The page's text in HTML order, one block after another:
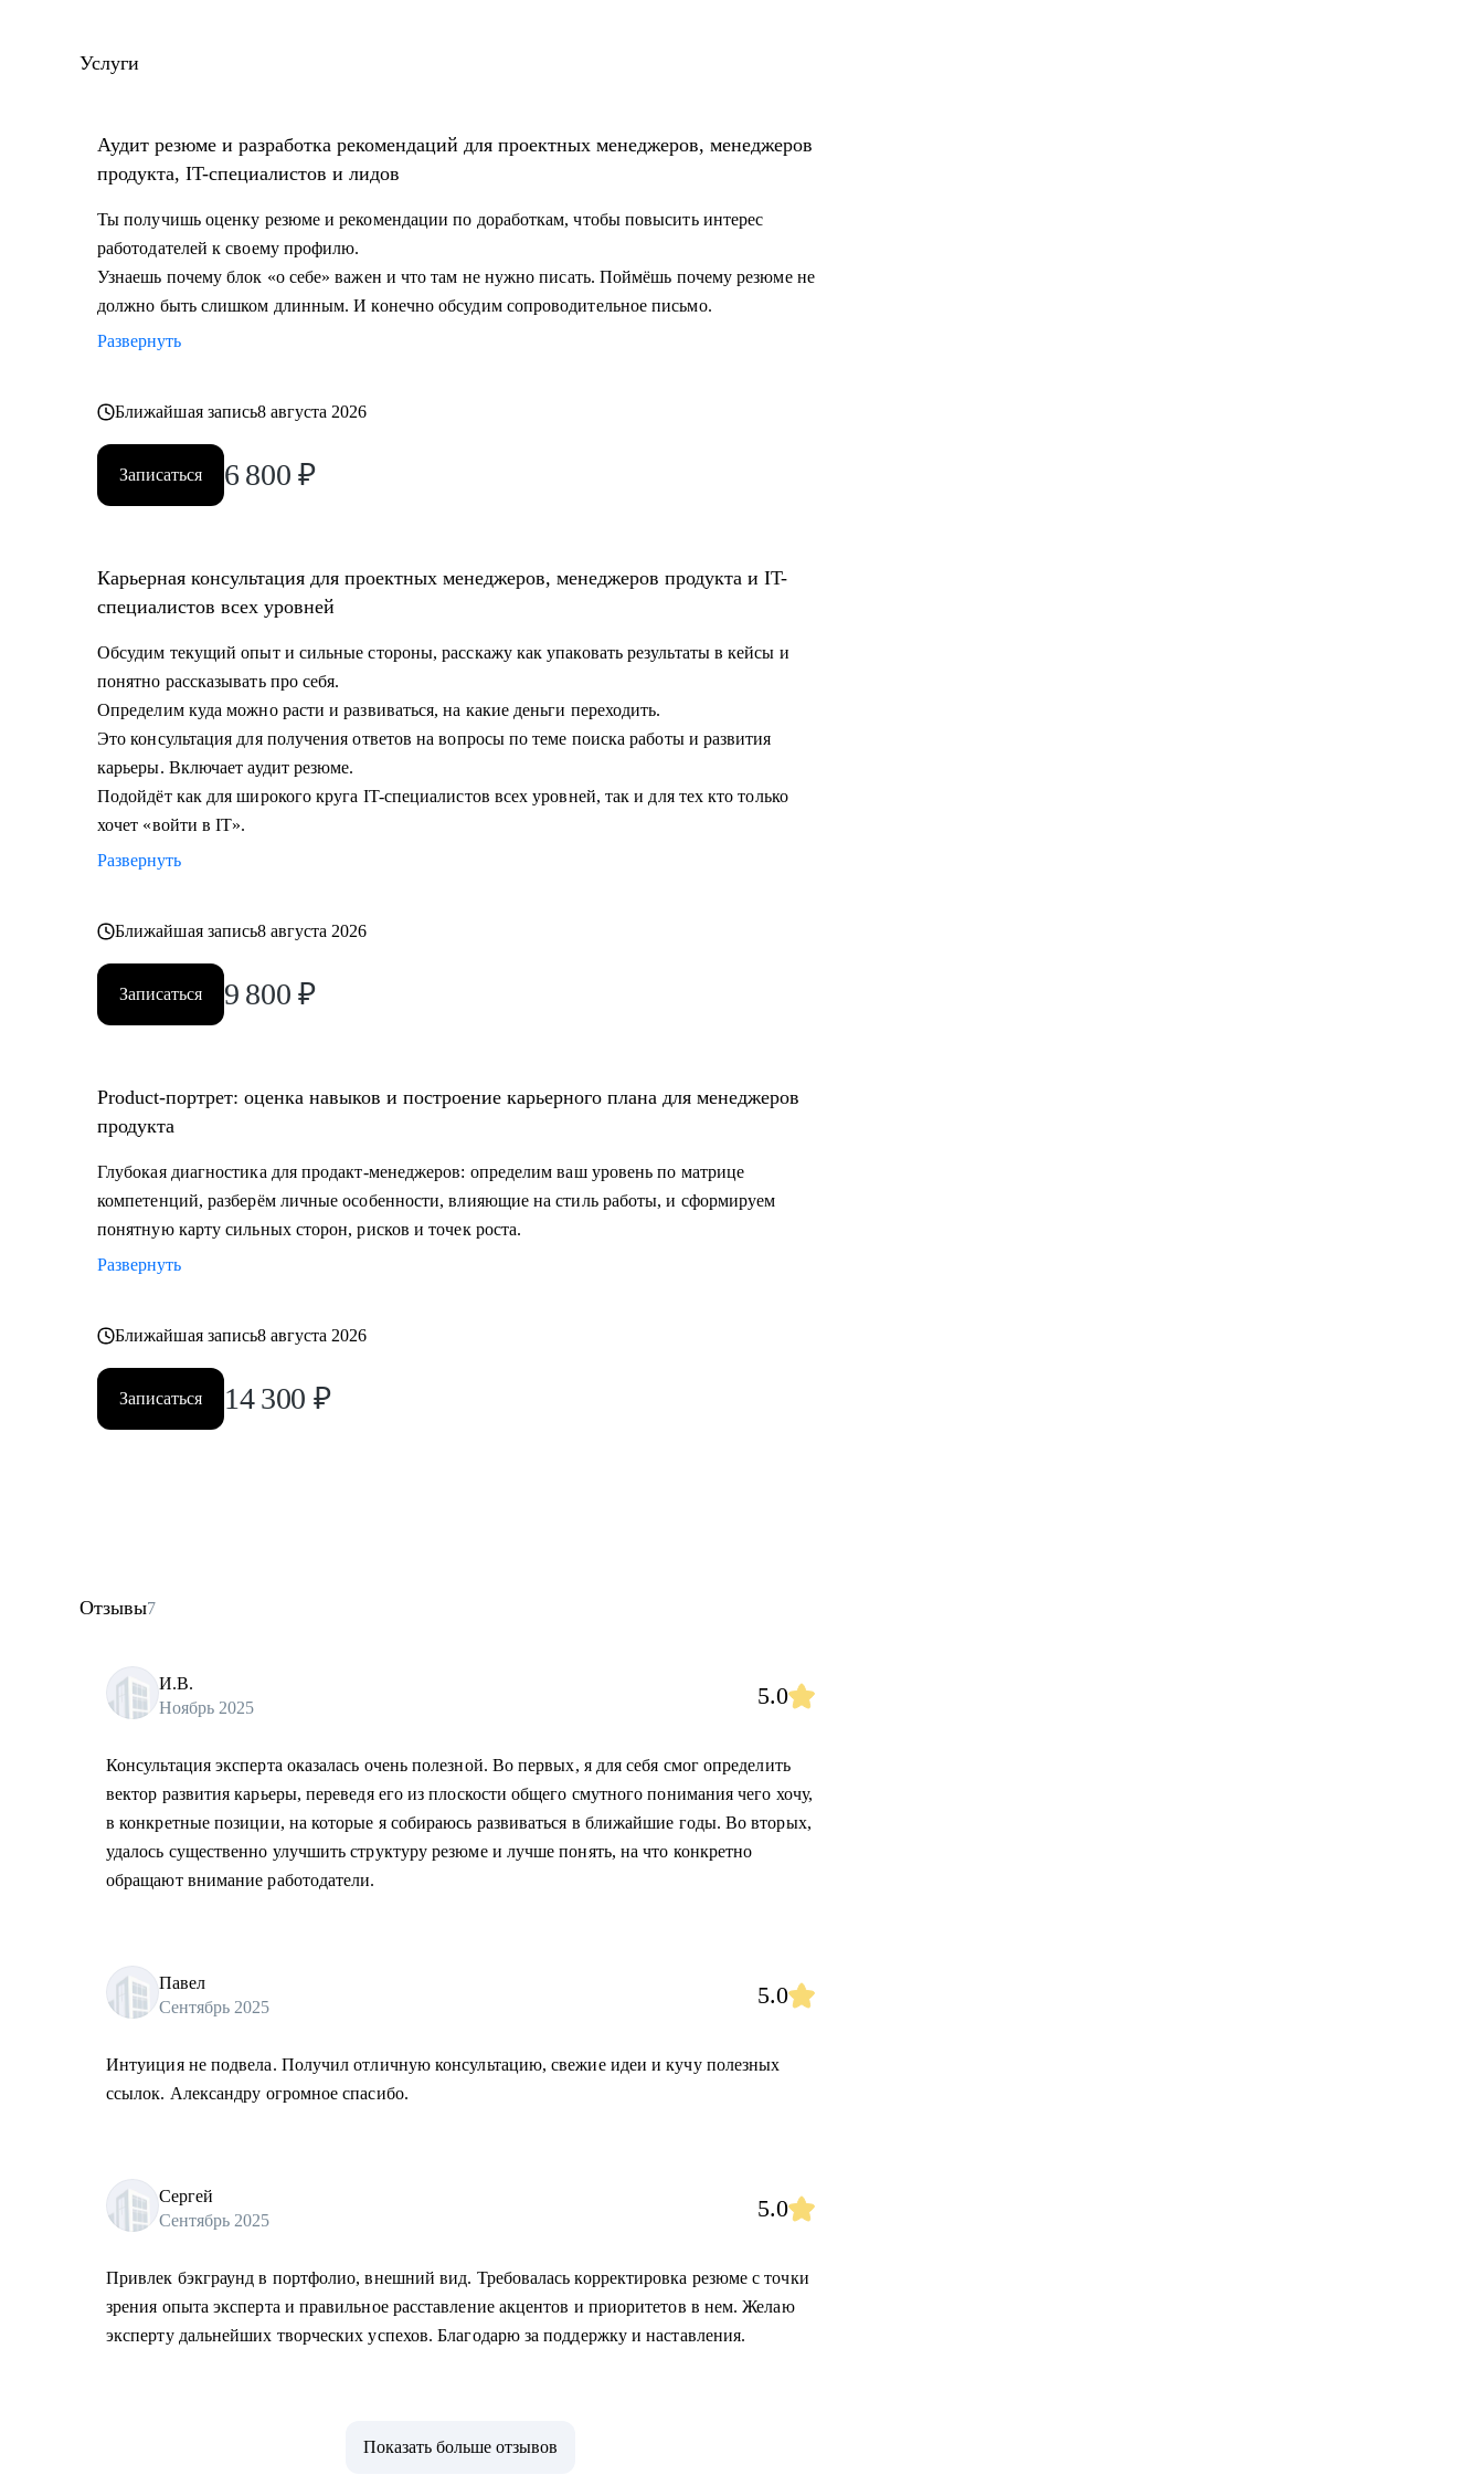
управление» для МИТУ
• Составить эффективное резюме
• Подготовиться к собеседованию в компанию
• Сформировать карьерную цель и определить стратегию её достижения
• Разобрать любой продуктовый, управленческий или бизнес кейс
• Дам рекомендации по управлению командой и её развитию
• Начинающим и опытным управленцам
• Менеджерам продуктов, разработчикам, тестировщикам, проектным менеджерам
• Тем, кто хочет сменить направление развития своей карьеры
Услуги
Аудит резюме и разработка рекомендаций для проектных менеджеров, менеджеров
продукта, IT-специалистов и лидов
Ты получишь оценку резюме и рекомендации по доработкам, чтобы повысить интерес
работодателей к своему профилю.
Узнаешь почему блок «о себе» важен и что там не нужно писать. Поймёшь почему резюме не
должно быть слишком длинным. И конечно обсудим сопроводительное письмо.
Развернуть
Ближайшая запись8 августа 2026
Записаться 6 800 ₽
Карьерная консультация для проектных менеджеров, менеджеров продукта и IT-
специалистов всех уровней
Обсудим текущий опыт и сильные стороны, расскажу как упаковать результаты в кейсы и
понятно рассказывать про себя.
Определим куда можно расти и развиваться, на какие деньги переходить.
Это консультация для получения ответов на вопросы по теме поиска работы и развития
карьеры. Включает аудит резюме.
Подойдёт как для широкого круга IT-специалистов всех уровней, так и для тех кто только
хочет «войти в IT».
Развернуть
Ближайшая запись8 августа 2026
Записаться 9 800 ₽
Product‑портрет: оценка навыков и построение карьерного плана для менеджеров
продукта
Глубокая диагностика для продакт‑менеджеров: определим ваш уровень по матрице
компетенций, разберём личные особенности, влияющие на стиль работы, и сформируем
понятную карту сильных сторон, рисков и точек роста.
Развернуть
Ближайшая запись8 августа 2026
Записаться 14 300 ₽
Отзывы7
И.В.
Ноябрь 2025
5.0
Консультация эксперта оказалась очень полезной. Во первых, я для себя смог определить
вектор развития карьеры, переведя его из плоскости общего смутного понимания чего хочу,
в конкретные позиции, на которые я собираюсь развиваться в ближайшие годы. Во вторых,
удалось существенно улучшить структуру резюме и лучше понять, на что конкретно
обращают внимание работодатели.
Павел
Сентябрь 2025
5.0
Интуиция не подвела. Получил отличную консультацию, свежие идеи и кучу полезных
ссылок. Александру огромное спасибо.
Сергей
Сентябрь 2025
5.0
Привлек бэкграунд в портфолио, внешний вид. Требовалась корректировка резюме с точки
зрения опыта эксперта и правильное расставление акцентов и приоритетов в нем. Желаю
эксперту дальнейших творческих успехов. Благодарю за поддержку и наставления.
Показать больше отзывов